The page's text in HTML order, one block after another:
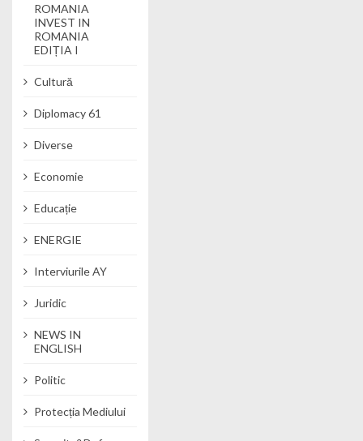
ROMANIA
INVEST IN
ROMANIA
EDIȚIA I
Cultură
Diplomacy 61
Diverse
Economie
Educație
ENERGIE
Interviurile AY
Juridic
NEWS IN
ENGLISH
Politic
Protecția Mediului